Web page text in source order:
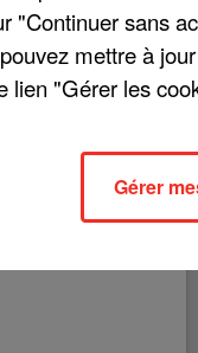
tangible dans le
baptisé « Indocile
Forges-les-Eaux,
Paris, Amiens, Lyon,
"Continuer sans
mettre à
lien "Gérer les
Gérer